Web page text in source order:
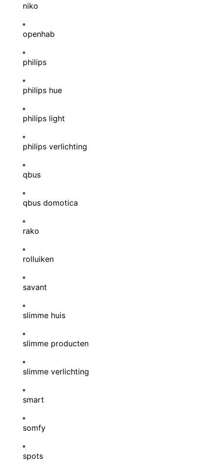
niko
openhab
philips
philips hue
philips light
philips verlichting
qbus
qbus domotica
rako
rolluiken
savant
slimme huis
slimme producten
slimme verlichting
smart
somfy
spots